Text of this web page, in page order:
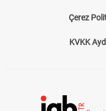
Çerez
KVKK